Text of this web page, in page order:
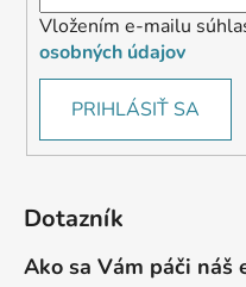
Vložením e-mailu
osobných údajov
PRIHLÁSIŤ SA
Dotazník
Ako sa Vám páči náš